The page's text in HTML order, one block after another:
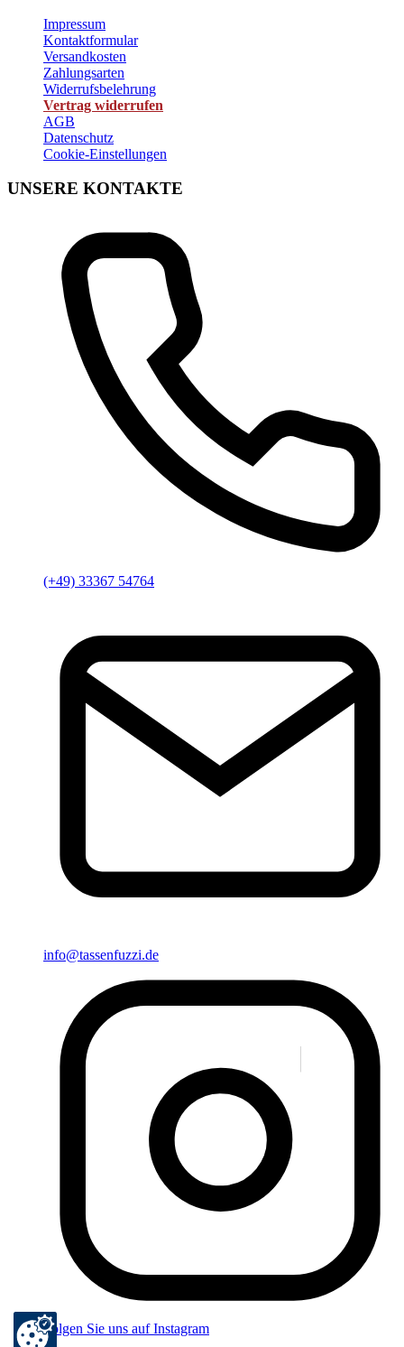
Impressum
Kontaktformular
Versandkosten
Zahlungsarten
Widerrufsbelehrung
Vertrag widerrufen
AGB
Datenschutz
Cookie-Einstellungen
UNSERE KONTAKTE
(+49) 33367 54764
info@tassenfuzzi.de
Folgen Sie uns auf Instagram